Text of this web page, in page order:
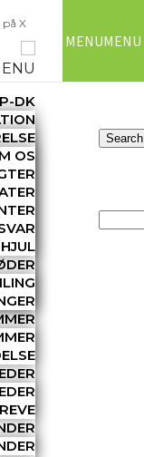
på X
DK
OS
MENUMENU